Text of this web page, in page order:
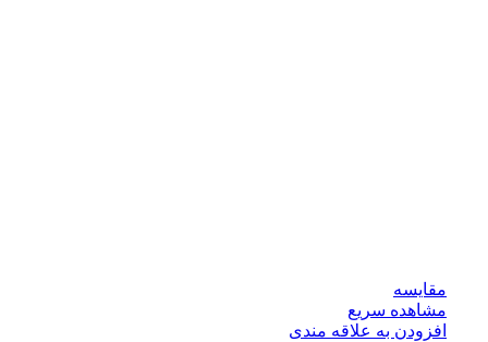
مقایسه
مشاهده سریع
افزودن به علاقه مندی